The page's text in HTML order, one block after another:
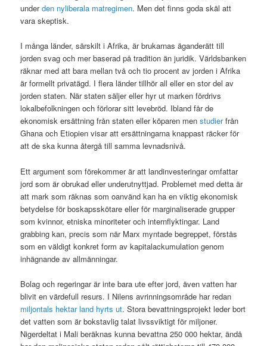
underden nyliberala matregimen. Men det finns goda skäl att
vara skeptisk.
I många länder, särskilt i Afrika, är brukarnas äganderätt till
jorden svag och mer baserad på tradition än juridik. Världsbanken
räknar med att bara mellan två och tio procent av jorden i Afrika
är formellt privatägd. I flera länder tillhör all eller en stor del av
jorden staten. När staten säljer eller hyr ut marken fördrivs
lokalbefolkningen och förlorar sitt levebröd. Ibland får de
ekonomisk ersättning från staten eller köparen menstudierfrån
Ghana och Etiopien visar att ersättningarna knappast räcker för
att de ska kunna återgå till samma levnadsnivå.
Ett argument som förekommer är att landinvesteringar omfattar
jord som är obrukad eller underutnyttjad. Problemet med detta är
att mark som räknas som oanvänd kan ha en viktig ekonomisk
betydelse för boskapsskötare eller för marginaliserade grupper
som kvinnor, etniska minoriteter och internflyktingar. Land
grabbing kan, precis som när Marx myntade begreppet, förstås
som en väldigt konkret form av kapitalackumulation genom
inhägnande av allmänningar.
Bolag och regeringar är inte bara ute efter jord, även vatten har
blivit en värdefull resurs. I Nilens avrinningsområde har redan
miljontals hektar land hyrts ut. Stora bevattningsprojekt leder bort
det vatten som är bokstavlig talat livssviktigt för miljoner.
Nigerdeltat i Mali beräknas kunna bevattna 250 000 hektar, ändå